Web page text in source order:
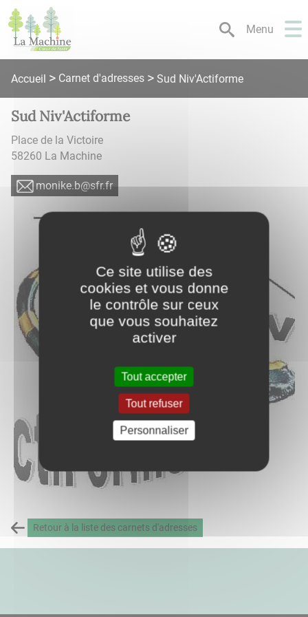
Lien
d'accès
rapide
menu
Lien
d'accès
rapide
contenu
principal
Lien
d'accès
rapide
recherche
Lien
d'accès
rapide
pied
de
Menu
Accueil Carnet d'adresses Sud Niv'Actiforme
Sud Niv'Actiforme
Place de la Victoire
58260 La Machine
rf.rfs@b.ekinom
Retour à la liste des carnets d'adresses
Panneau de gestion des cookies
Ce site utilise des
cookies et vous donne
le contrôle sur ceux
que vous souhaitez
activer
Tout accepter
Tout refuser
Personnaliser